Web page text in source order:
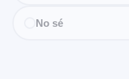
No sé